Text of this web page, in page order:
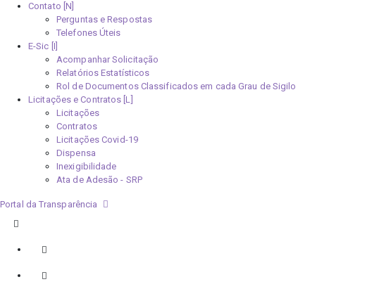
Contato [N]
Perguntas e Respostas
Telefones Úteis
E-Sic [I]
Acompanhar Solicitação
Relatórios Estatísticos
Rol de Documentos Classificados em cada Grau de Sigilo
Licitações e Contratos [L]
Licitações
Contratos
Licitações Covid-19
Dispensa
Inexigibilidade
Ata de Adesão - SRP
Portal da Transparência